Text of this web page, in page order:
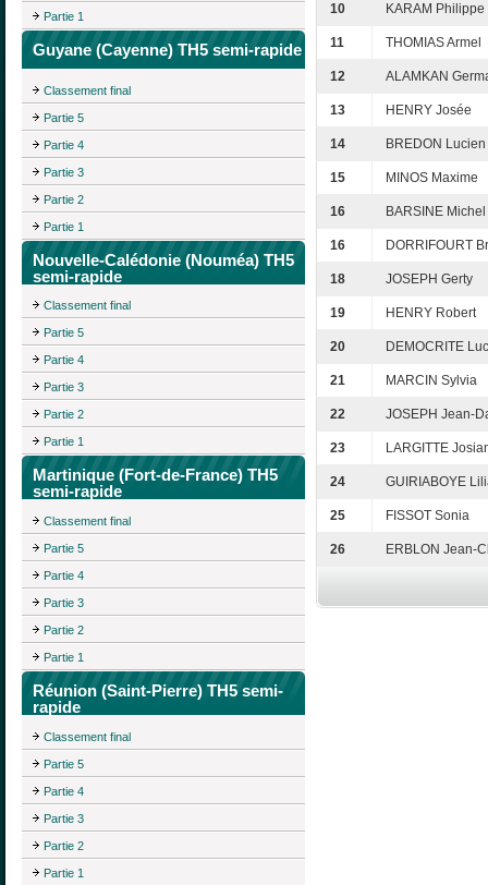
Partie 1
Guyane (Cayenne) TH5 semi-rapide
Classement final
Partie 5
Partie 4
Partie 3
Partie 2
Partie 1
Nouvelle-Calédonie (Nouméa) TH5
semi-rapide
Classement final
Partie 5
Partie 4
Partie 3
Partie 2
Partie 1
Martinique (Fort-de-France) TH5
semi-rapide
Classement final
Partie 5
Partie 4
Partie 3
Partie 2
Partie 1
Réunion (Saint-Pierre) TH5 semi-
rapide
Classement final
Partie 5
Partie 4
Partie 3
Partie 2
Partie 1
10 KARAM Philippe
11 THOMIAS Armel
12 ALAMKAN
13 HENRY Josée
14 BREDON Lucien
15 MINOS Maxime
16 BARSINE Michel
16 DORRIFOURT
18 JOSEPH Gerty
19 HENRY Robert
20 DEMOCRITE
21 MARCIN Sylvia
22 JOSEPH Jean-
23 LARGITTE
24 GUIRIABOYE
25 FISSOT Sonia
26 ERBLON Jean-